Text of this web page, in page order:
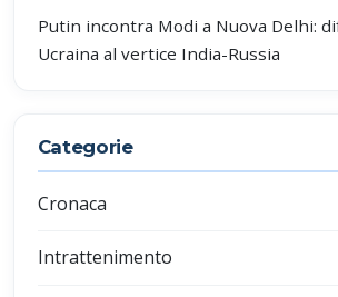
Putin incontra Modi a Nuova Delhi:
Ucraina al vertice India-Russia
Categorie
Cronaca
Intrattenimento